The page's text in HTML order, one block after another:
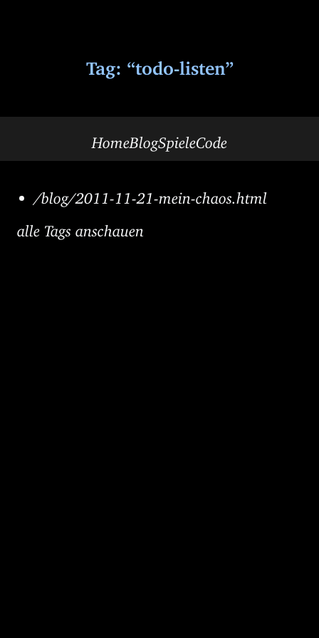
Tag: “todo-listen”
HomeBlogSpieleCode
/blog/2011-11-21-mein-chaos.html
alle Tags anschauen